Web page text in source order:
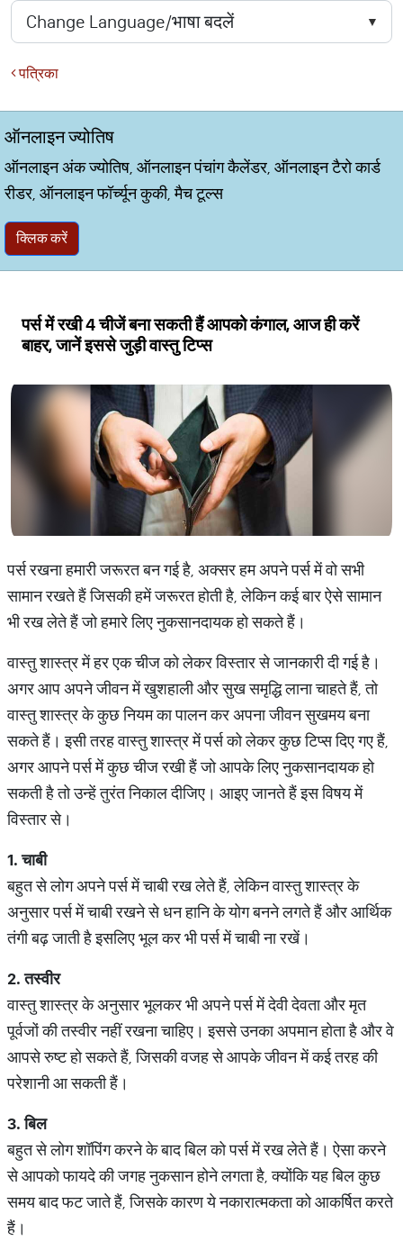
पत्रिका
ऑनलाइन ज्योतिष
ऑनलाइन अंक ज्योतिष, ऑनलाइन पंचांग कैलेंडर, ऑनलाइन टैरो कार्ड
रीडर, ऑनलाइन फॉर्च्यून कुकी, मैच टूल्स
क्लिक करें
पर्स में रखी 4 चीजें बना सकती हैं आपको कंगाल, आज ही करें
बाहर, जानें इससे जुड़ी वास्तु टिप्स
पर्स रखना हमारी जरूरत बन गई है, अक्सर हम अपने पर्स में वो सभी
सामान रखते हैं जिसकी हमें जरूरत होती है, लेकिन कई बार ऐसे सामान
भी रख लेते हैं जो हमारे लिए नुकसानदायक हो सकते हैं।
वास्तु शास्त्र में हर एक चीज को लेकर विस्तार से जानकारी दी गई है।
अगर आप अपने जीवन में खुशहाली और सुख समृद्धि लाना चाहते हैं, तो
वास्तु शास्त्र के कुछ नियम का पालन कर अपना जीवन सुखमय बना
सकते हैं। इसी तरह वास्तु शास्त्र में पर्स को लेकर कुछ टिप्स दिए गए हैं,
अगर आपने पर्स में कुछ चीज रखी हैं जो आपके लिए नुकसानदायक हो
सकती है तो उन्हें तुरंत निकाल दीजिए। आइए जानते हैं इस विषय में
विस्तार से।
1.चाबी
बहुत से लोग अपने पर्स में चाबी रख लेते हैं, लेकिन वास्तु शास्त्र के
अनुसार पर्स में चाबी रखने से धन हानि के योग बनने लगते हैं और आर्थिक
तंगी बढ़ जाती है इसलिए भूल कर भी पर्स में चाबी ना रखें।
2.तस्वीर
वास्तु शास्त्र के अनुसार भूलकर भी अपने पर्स में देवी देवता और मृत
पूर्वजों की तस्वीर नहीं रखना चाहिए। इससे उनका अपमान होता है और वे
आपसे रुष्ट हो सकते हैं, जिसकी वजह से आपके जीवन में कई तरह की
परेशानी आ सकती हैं।
3.बिल
बहुत से लोग शॉपिंग करने के बाद बिल को पर्स में रख लेते हैं। ऐसा करने
से आपको फायदे की जगह नुकसान होने लगता है, क्योंकि यह बिल कुछ
समय बाद फट जाते हैं, जिसके कारण ये नकारात्मकता को आकर्षित करते
हैं।